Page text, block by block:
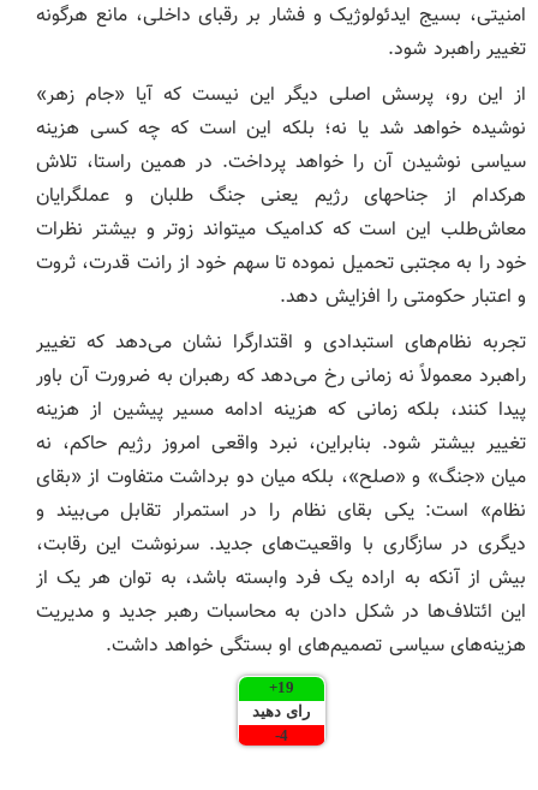
امنیتی، بسیج ایدئولوژیک و فشار بر رقبای داخلی، مانع هرگونه
تغییر راهبرد شود.
از این رو، پرسش اصلی دیگر این نیست که آیا «جام زهر»
نوشیده خواهد شد یا نه؛ بلکه این است که چه کسی هزینه
سیاسی نوشیدن آن را خواهد پرداخت. در همین راستا، تلاش
هرکدام از جناحهای رژیم یعنی جنگ طلبان و عملگرایان
معاش‌طلب این است که کدامیک میتواند زوتر و بیشتر نظرات
خود را به مجتبی تحمیل نموده تا سهم خود از رانت قدرت، ثروت
و اعتبار حکومتی را افزایش دهد.
تجربه نظام‌های استبدادی و اقتدارگرا نشان می‌دهد که تغییر
راهبرد معمولاً نه زمانی رخ می‌دهد که رهبران به ضرورت آن باور
پیدا کنند، بلکه زمانی که هزینه ادامه مسیر پیشین از هزینه
تغییر بیشتر شود. بنابراین، نبرد واقعی امروز رژیم حاکم، نه
میان «جنگ» و «صلح»، بلکه میان دو برداشت متفاوت از «بقای
نظام» است: یکی بقای نظام را در استمرار تقابل می‌بیند و
دیگری در سازگاری با واقعیت‌های جدید. سرنوشت این رقابت،
بیش از آنکه به اراده یک فرد وابسته باشد، به توان هر یک از
این ائتلاف‌ها در شکل دادن به محاسبات رهبر جدید و مدیریت
هزینه‌های سیاسی تصمیم‌های او بستگی خواهد داشت.
19
+
رای دهید
4
-